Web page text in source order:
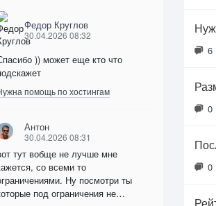
Федор Круглов
30.04.2026 08:32
)) может еще кто что
помощь по хостингам
Антон
30.04.2026 08:31
тут вобще не лучше мне
со всеми то
Ну посмотри ты
под ограничения не…
6
0
0